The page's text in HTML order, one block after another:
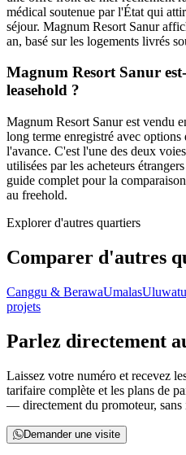
médical soutenue par l'État qui
séjour. Magnum Resort Sanur
an, basé sur les logements livrés
Magnum Resort Sanur
leasehold ?
Magnum Resort Sanur est vendu
long terme enregistré avec
l'avance. C'est l'une des deux
utilisées par les acheteurs
guide complet pour la
au freehold.
Explorer d'autres quartiers
Comparer d'autres
Canggu & BerawaUmalas
projets
Parlez directement
Laissez votre numéro et recevez
tarifaire complète et les plans de
— directement du promoteur, sans
Demander une visite